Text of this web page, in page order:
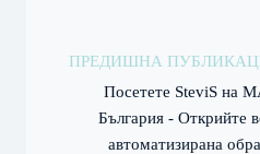
ПРЕДИШНА
Посетете SteviS на
България - Открийте
автоматизирана